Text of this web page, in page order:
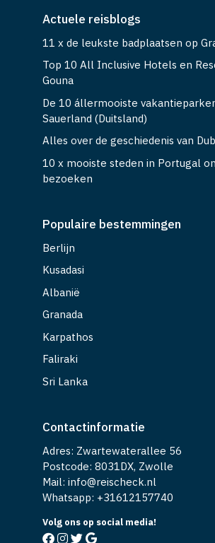
Actuele reisblogs
11 x de leukste badplaatsen op
Top 10 All Inclusive Hotels en
Gouna
De 10 állermooiste
Sauerland (Duitsland)
Alles over de geschiedenis van
10 x mooiste steden in Portugal
bezoeken
Populaire bestemmingen
Berlijn
Kusadasi
Albanië
Granada
Karpathos
Faliraki
Sri Lanka
Contactinformatie
Adres: Zwartewaterallee 56
Postcode: 8031DX, Zwolle
Mail: info@reischeck.nl
Whatsapp: +31612157740
Volg ons op social media!